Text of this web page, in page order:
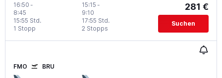
16:50 -
8:45
1 Stopp
15:55 Std.
15:15 -
9:10
2 Stopps
17:55 Std.
281 €
Suchen
FMO BRU